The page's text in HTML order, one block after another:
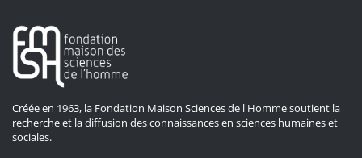
Créée en 1963, la Fondation Maison Sciences de l'Homme soutient la
recherche et la diffusion des connaissances en sciences humaines et
sociales.